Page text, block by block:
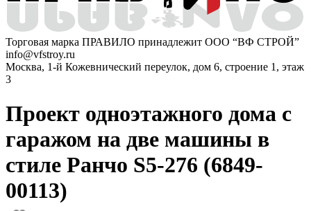
Торговая марка ПРАВИЛО принадлежит ООО “ВФ СТРОЙ”
info@vfstroy.ru
Москва, 1-й Кожевнический переулок, дом 6, строение 1, этаж
3
Проект одноэтажного дома с
гаражом на две машины в
стиле Ранчо S5-276 (6849-
00113)